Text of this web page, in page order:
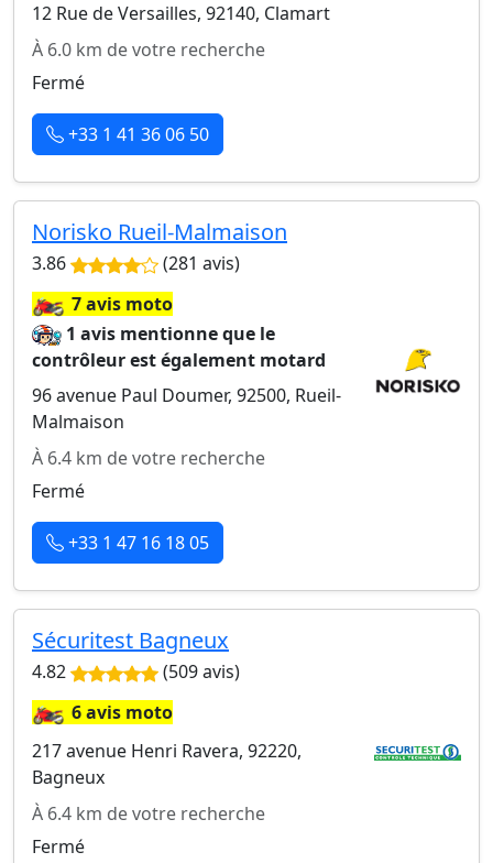
12 Rue de Versailles, 92140, Clamart
À 6.0 km de votre recherche
Fermé
+33 1 41 36 06 50
Norisko Rueil-Malmaison
3.86 (281 avis)
🏍️7 avis moto
1 avis mentionne que le
contrôleur est également motard
96 avenue Paul Doumer, 92500, Rueil-
Malmaison
À 6.4 km de votre recherche
Fermé
+33 1 47 16 18 05
Sécuritest Bagneux
4.82 (509 avis)
🏍️6 avis moto
217 avenue Henri Ravera, 92220,
Bagneux
À 6.4 km de votre recherche
Fermé